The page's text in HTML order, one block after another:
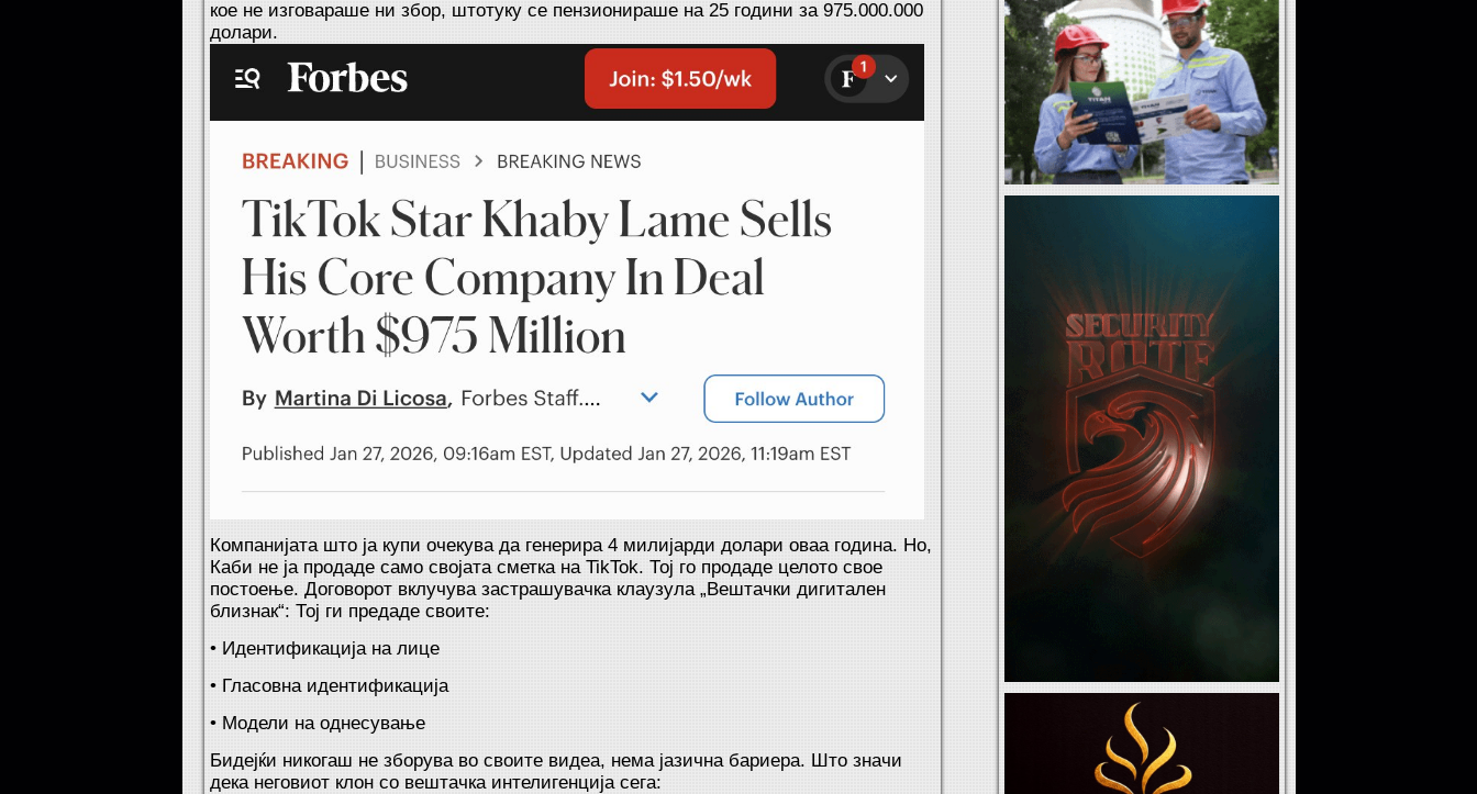
кое не изговараше ни збор, штотуку се пензионираше на 25 години за 975.000.000
долари.
Компанијата што ја купи очекува да генерира 4 милијарди долари оваа година. Но,
Каби не ја продаде само својата сметка на TikTok. Тој го продаде целото свое
постоење. Договорот вклучува застрашувачка клаузула „Вештачки дигитален
близнак“: Тој ги предаде своите:
• Идентификација на лице
• Гласовна идентификација
• Модели на однесување
Бидејќи никогаш не зборува во своите видеа, нема јазична бариера. Што значи
дека неговиот клон со вештачка интелигенција сега: